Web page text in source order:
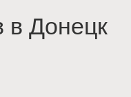
в Донецк